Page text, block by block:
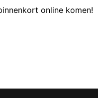
online komen!